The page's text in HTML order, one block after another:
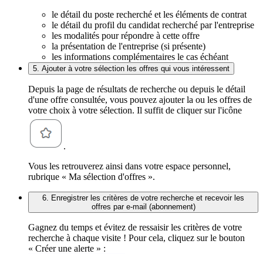
le détail du poste recherché et les éléments de contrat
le détail du profil du candidat recherché par l'entreprise
les modalités pour répondre à cette offre
la présentation de l'entreprise (si présente)
les informations complémentaires le cas échéant
5. Ajouter à votre sélection les offres qui vous intéressent
Depuis la page de résultats de recherche ou depuis le détail
d'une offre consultée, vous pouvez ajouter la ou les offres de
votre choix à votre sélection. Il suffit de cliquer sur l'icône
.
Vous les retrouverez ainsi dans votre espace personnel,
rubrique « Ma sélection d'offres ».
6. Enregistrer les critères de votre recherche et recevoir les
offres par e-mail (abonnement)
Gagnez du temps et évitez de ressaisir les critères de votre
recherche à chaque visite ! Pour cela, cliquez sur le bouton
« Créer une alerte » :